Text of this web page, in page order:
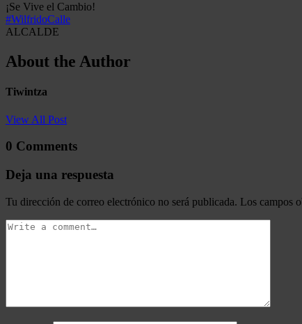
¡Se Vive el Cambio!
#WilfridoCalle
ALCALDE
About the Author
Tiwintza
View All Post
0 Comments
Deja una respuesta
Tu dirección de correo electrónico no será publicada. Los campos